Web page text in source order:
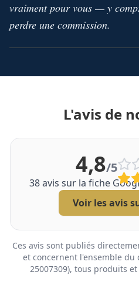
vraiment pour vous — y
perdre une commission.
L'avis de
4,8/5
38avis sur la fiche
Voir les avis
Ces avis sont publiés
et concernent l'ensemble du
25007309), tous produits